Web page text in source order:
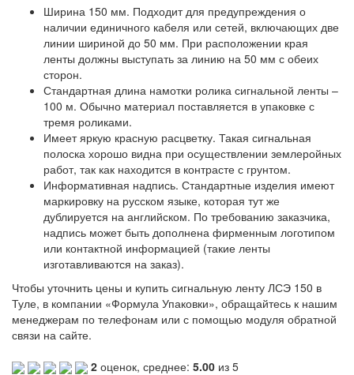
Ширина 150 мм. Подходит для предупреждения о
наличии единичного кабеля или сетей, включающих две
линии шириной до 50 мм. При расположении края
ленты должны выступать за линию на 50 мм с обеих
сторон.
Стандартная длина намотки ролика сигнальной ленты –
100 м. Обычно материал поставляется в упаковке с
тремя роликами.
Имеет яркую красную расцветку. Такая сигнальная
полоска хорошо видна при осуществлении землеройных
работ, так как находится в контрасте с грунтом.
Информативная надпись. Стандартные изделия имеют
маркировку на русском языке, которая тут же
дублируется на английском. По требованию заказчика,
надпись может быть дополнена фирменным логотипом
или контактной информацией (такие ленты
изготавливаются на заказ).
Чтобы уточнить цены и купить сигнальную ленту ЛСЭ 150 в
Туле, в компании «Формула Упаковки», обращайтесь к нашим
менеджерам по телефонам или с помощью модуля обратной
связи на сайте.
2 оценок, среднее: 5.00 из 5